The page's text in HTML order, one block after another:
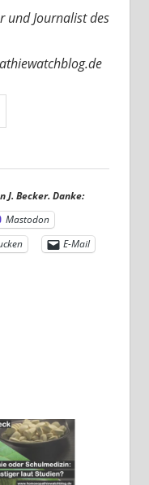
und Journalist des
Becker. Danke:
Mastodon
E-Mail